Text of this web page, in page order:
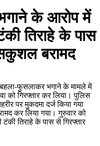
के आरोप में
तिराहे के पास
सकुशल बरामद
बहला-फुसलाकर भगाने के मामले में
को गिरफ्तार कर लिया। पुलिस
पर मुकदमा दर्ज किया गया
कर लिया गया। गुरुवार को
तिराहे के पास से गिरफ्तार